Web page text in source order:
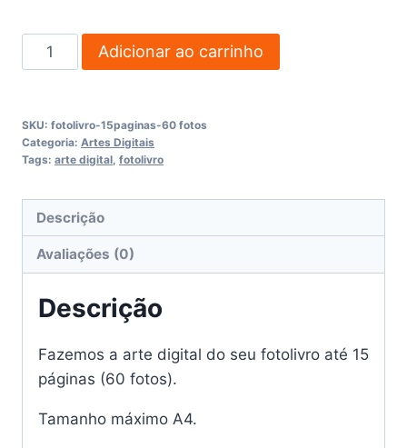
Fotolivro
até
páginas
(60
fotos)
Adicionar ao carrinho
SKU: fotolivro-15paginas-60 fotos
Categoria: Artes Digitais
Tags: arte digital fotolivro
Descrição
Avaliações (0)
Descrição
Fazemos a arte digital do seu fotolivro até 15
páginas (60 fotos).
Tamanho máximo A4.